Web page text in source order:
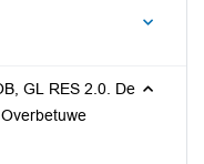
GL RES 2.0. De